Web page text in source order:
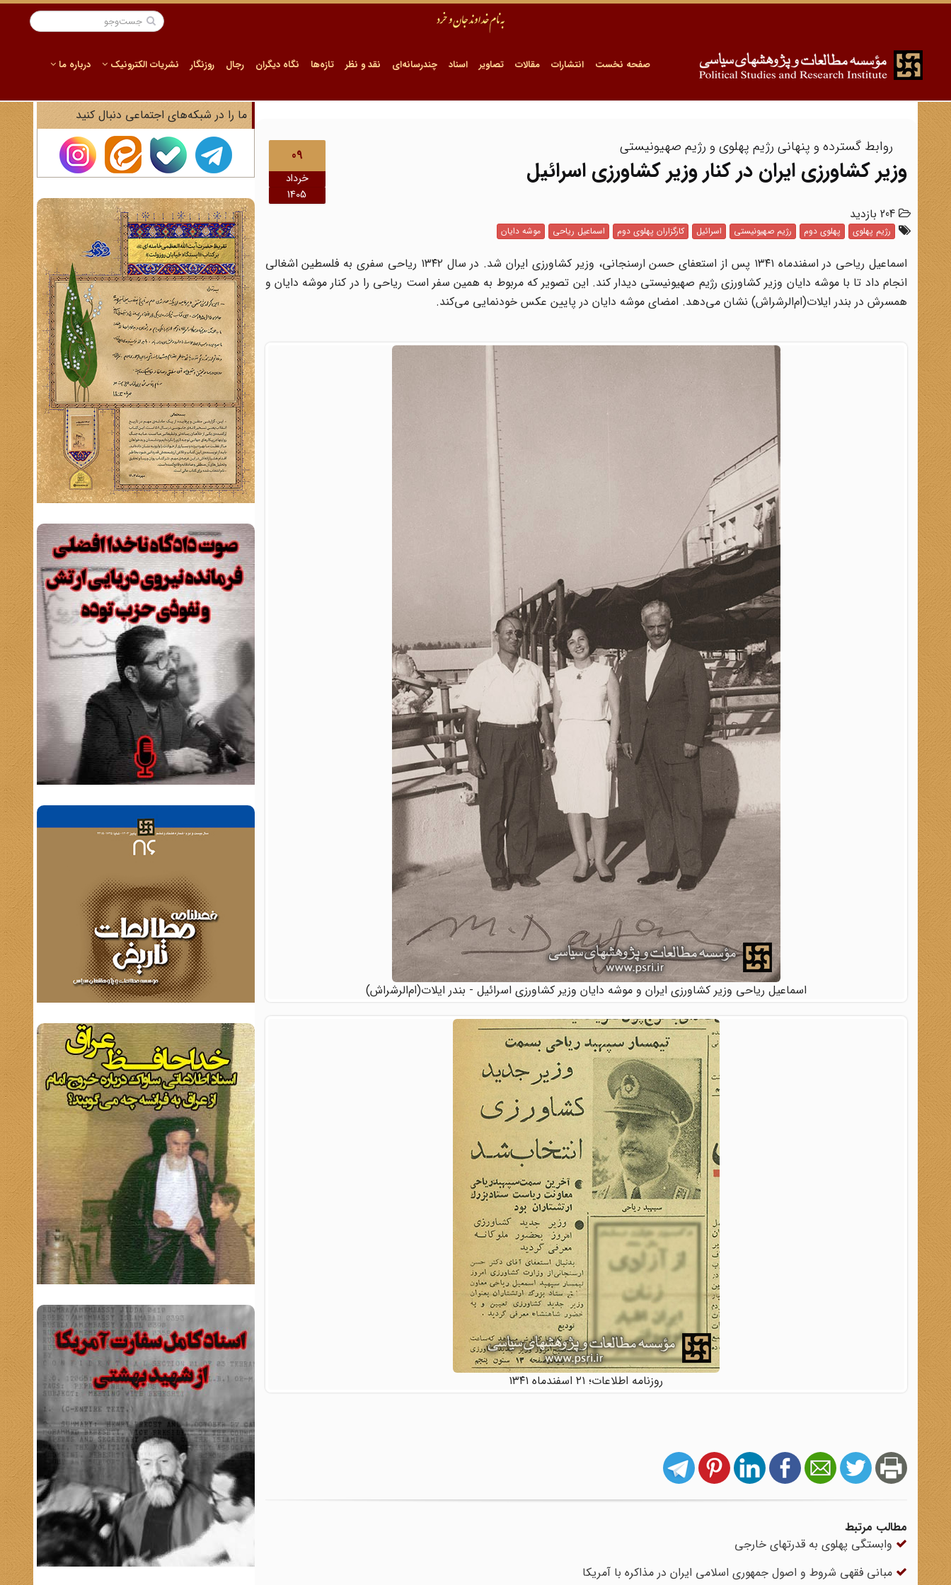
صفحه نخست انتشارات مقالات تصاویر اسناد چندرسانه‌ای نقد و نظر تازه‌ها نگاه دیگران رجال روزنگار نشریات الکترونیک درباره ما
09
خرداد
1405
روابط گسترده و پنهانی رژیم پهلوی و رژیم صهیونیستی
وزیر کشاورزی ایران در کنار وزیر کشاورزی اسرائیل
رژیم پهلوی پهلوی دوم رژیم صهیونیستی اسرائیل کارگزاران پهلوی دوم اسماعیل ریاحی موشه دایان
اسماعیل ریاحی در اسفندماه ۱۳۴۱ پس از استعفای حسن ارسنجانی، وزیر کشاورزی ایران شد. در سال ۱۳۴۲ ریاحی سفری به فلسطین اشغالی
انجام داد تا با موشه دایان وزیر کشاورزی رژیم صهیونیستی دیدار کند. این تصویر که مربوط به همین سفر است ریاحی را در کنار موشه دایان و
همسرش در بندر ایلات(ام‌الرشراش) نشان می‌دهد. امضای موشه دایان در پایین عکس خودنمایی می‌کند.
اسماعیل ریاحی وزیر کشاورزی ایران و موشه دایان وزیر کشاورزی اسرائیل - بندر ایلات(ام‌الرشراش)
روزنامه اطلاعات؛ ۲۱ اسفندماه ۱۳۴۱
مطالب مرتبط
وابستگی پهلوی به قدرتهای خارجی
مبانی فقهی شروط و اصول جمهوری اسلامی ایران در مذاکره با آمریکا
ما را در شبکه‌های اجتماعی دنبال کنید